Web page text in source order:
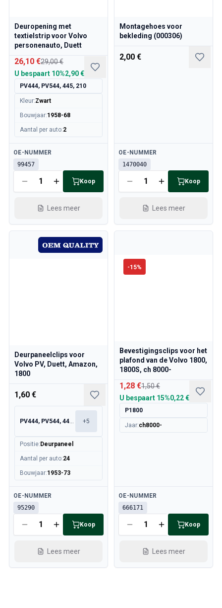
Gasregeling
Chassis & Besturing
Verwarming & Airco
Accessoires & Overig
Carrosserie
Interieur
Campagne
Actie van de maand
Deuropening met
textielstrip voor Volvo
personenauto, Duett
26,10 €29,00 €
U bespaart 10%2,90 €
PV444, PV544, 445, 210
Kleur:Zwart
Bouwjaar:1958-68
Aantal per auto:2
Beschikbaar
OE-NUMMER
99457
Koop
Lees meer
Montagehoes voor
bekleding (000306)
2,00 €
Beschikbaar
OE-NUMMER
1470040
Koop
Lees meer
Deurpaneelclips voor
Volvo PV, Duett, Amazon,
1800
1,60 €
PV444, PV544, 445, 210 +5
Positie: Deurpaneel
Aantal per auto:24
Bouwjaar:1953-73
Beschikbaar
OE-NUMMER
95290
Koop
Lees meer
-15%
Bevestigingsclips voor het
plafond van de Volvo 1800,
1800S, ch 8000-
1,28 €1,50 €
U bespaart 15%0,22 €
P1800
Jaar:ch8000-
Beschikbaar
OE-NUMMER
666171
Koop
Lees meer